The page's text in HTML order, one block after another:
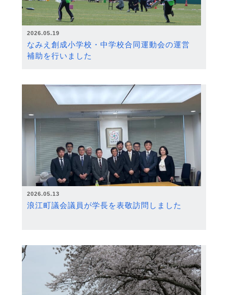
2026.05.19
なみえ創成小学校・中学校合同運動会の運営
補助を行いました
2026.05.13
浪江町議会議員が学長を表敬訪問しました